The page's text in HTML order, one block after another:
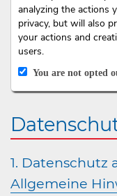
analyzing the actions
privacy, but will also
your actions and
users.
You are not opted
1. Datenschutz
Allgemeine